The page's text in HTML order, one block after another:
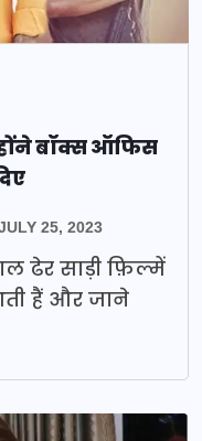
बॉक्स ऑफिस
25, 2023
ढेर साड़ी फ़िल्में
हैं और जाने